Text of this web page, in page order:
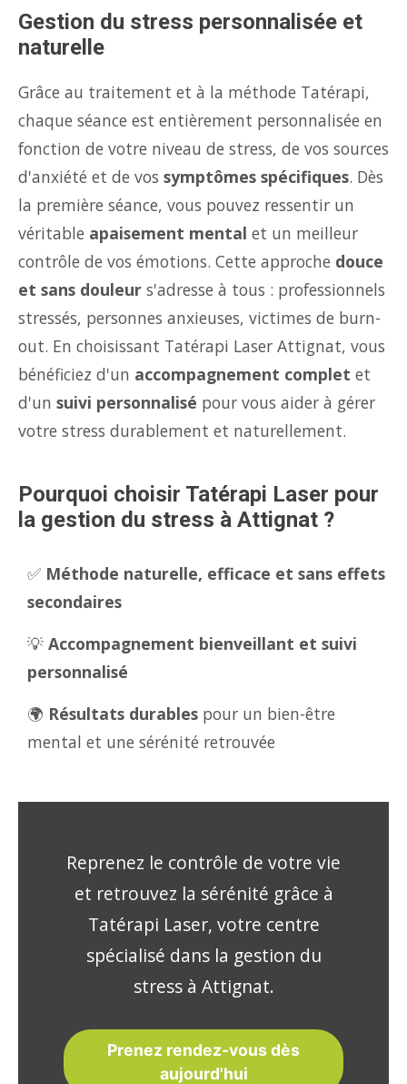
Gestion du stress personnalisée et
naturelle
Grâce au traitement et à la méthode Tatérapi,
chaque séance est entièrement personnalisée en
fonction de votre niveau de stress, de vos sources
d'anxiété et de vos symptômes spécifiques. Dès
la première séance, vous pouvez ressentir un
véritable apaisement mental et un meilleur
contrôle de vos émotions. Cette approche douce
et sans douleur s'adresse à tous : professionnels
stressés, personnes anxieuses, victimes de burn-
out. En choisissant Tatérapi Laser Attignat, vous
bénéficiez d'un accompagnement complet et
d'un suivi personnalisé pour vous aider à gérer
votre stress durablement et naturellement.
Pourquoi choisir Tatérapi Laser pour
la gestion du stress à Attignat ?
✅ Méthode naturelle, efficace et sans effets
secondaires
💡 Accompagnement bienveillant et suivi
personnalisé
🌍 Résultats durables pour un bien-être
mental et une sérénité retrouvée
Reprenez le contrôle de votre vie
et retrouvez la sérénité grâce à
Tatérapi Laser, votre centre
spécialisé dans la gestion du
stress à Attignat.
Prenez rendez-vous dès
aujourd'hui